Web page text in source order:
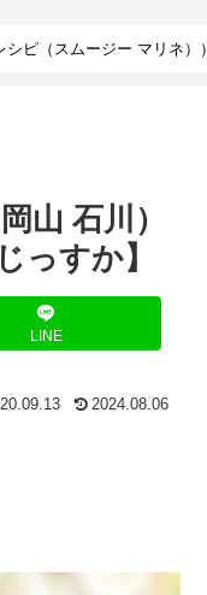
ピ（スムージー マリネ）
山 石川）
っすか】
LINE
2024.08.06